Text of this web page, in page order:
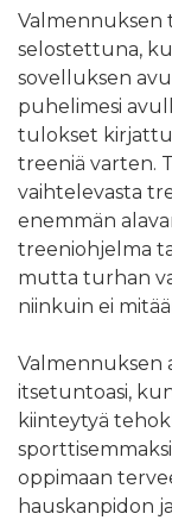
Valmennuksen
selostettuna,
sovelluksen
puhelimesi
tulokset
treeniä varten.
vaihtelevasta
enemmän
treeniohjelma
mutta turhan
niinkuin ei
Valmennuksen
itsetuntoasi,
kiinteytyä
oppimaan
hauskanpidon